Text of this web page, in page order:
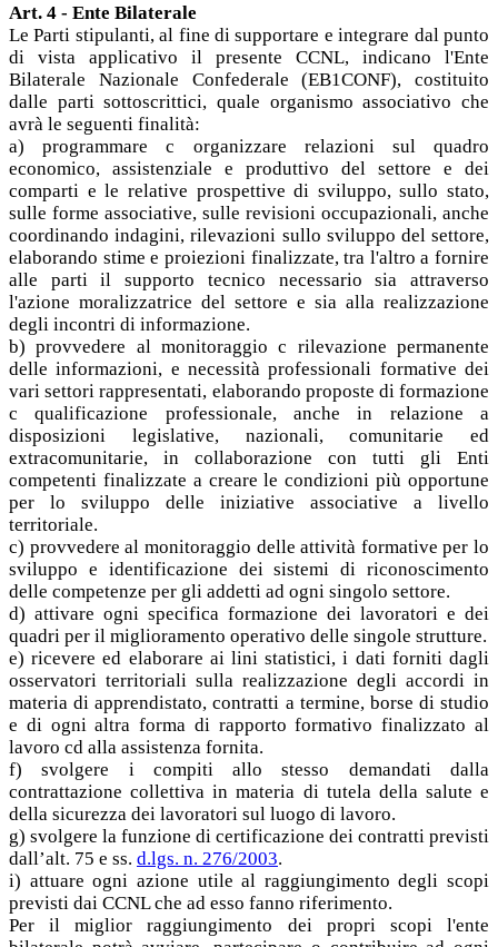
Art. 4 - Ente Bilaterale
Le Parti stipulanti, al fine di supportare e integrare dal punto
di vista applicativo il presente CCNL, indicano l'Ente
Bilaterale Nazionale Confederale (EB1CONF), costituito
dalle parti sottoscrittici, quale organismo associativo che
avrà le seguenti finalità:
a) programmare c organizzare relazioni sul quadro
economico, assistenziale e produttivo del settore e dei
comparti e le relative prospettive di sviluppo, sullo stato,
sulle forme associative, sulle revisioni occupazionali, anche
coordinando indagini, rilevazioni sullo sviluppo del settore,
elaborando stime e proiezioni finalizzate, tra l'altro a fornire
alle parti il supporto tecnico necessario sia attraverso
l'azione moralizzatrice del settore e sia alla realizzazione
degli incontri di informazione.
b) provvedere al monitoraggio c rilevazione permanente
delle informazioni, e necessità professionali formative dei
vari settori rappresentati, elaborando proposte di formazione
c qualificazione professionale, anche in relazione a
disposizioni legislative, nazionali, comunitarie ed
extracomunitarie, in collaborazione con tutti gli Enti
competenti finalizzate a creare le condizioni più opportune
per lo sviluppo delle iniziative associative a livello
territoriale.
c) provvedere al monitoraggio delle attività formative per lo
sviluppo e identificazione dei sistemi di riconoscimento
delle competenze per gli addetti ad ogni singolo settore.
d) attivare ogni specifica formazione dei lavoratori e dei
quadri per il miglioramento operativo delle singole strutture.
e) ricevere ed elaborare ai lini statistici, i dati forniti dagli
osservatori territoriali sulla realizzazione degli accordi in
materia di apprendistato, contratti a termine, borse di studio
e di ogni altra forma di rapporto formativo finalizzato al
lavoro cd alla assistenza fornita.
f) svolgere i compiti allo stesso demandati dalla
contrattazione collettiva in materia di tutela della salute e
della sicurezza dei lavoratori sul luogo di lavoro.
g) svolgere la funzione di certificazione dei contratti previsti
dall’alt. 75 e ss. d.lgs. n. 276/2003.
i) attuare ogni azione utile al raggiungimento degli scopi
previsti dai CCNL che ad esso fanno riferimento.
Per il miglior raggiungimento dei propri scopi l'ente